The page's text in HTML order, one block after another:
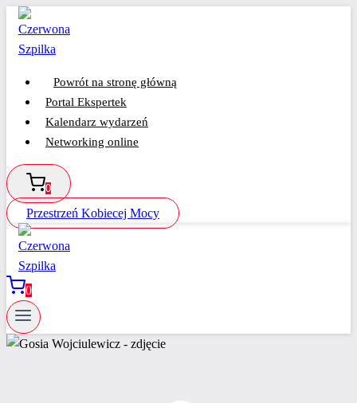
Przejdź
treści
Powrót na stronę główną
Portal Ekspertek
Kalendarz wydarzeń
Networking online
0
Przestrzeń Kobiecej Mocy
0